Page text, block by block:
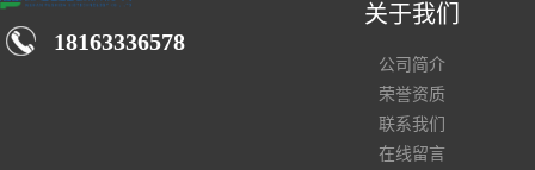
18163336578
关于我们
公司简介
荣誉资质
联系我们
在线留言